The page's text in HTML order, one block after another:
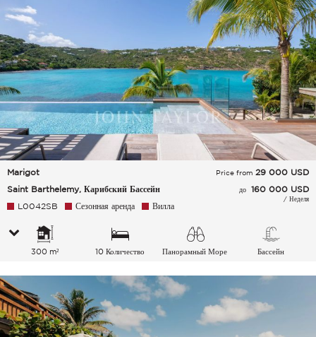
Marigot
Saint Barthelemy, Карибский Бассейн
Price from 29 000 USD
до 160 000 USD
/ Неделя
L0042SB Сезонная аренда Вилла
300 m²
10 Количество
Панорамный Море Бассейн